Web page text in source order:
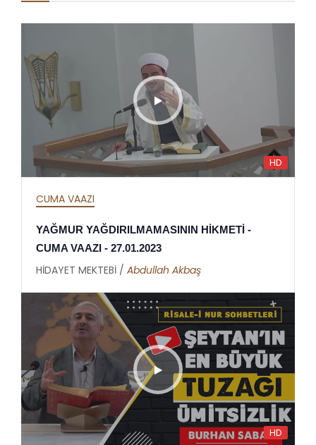
HD
CUMA VAAZI
YAĞMUR YAĞDIRILMAMASININ HİKMETİ -
CUMA VAAZI - 27.01.2023
HİDAYET MEKTEBİ / Abdullah Akbaş
HD